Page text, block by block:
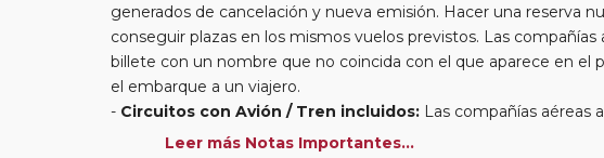
generados de cancelación y nueva emisión. Hacer una reserva
conseguir plazas en los mismos vuelos previstos. Las
billete con un nombre que no coincida con el que aparece en el
el embarque a un viajero.
Circuitos con Avión / Tren incluidos: Las compañías aéreas
kg por persona. En caso de llevar sobrepeso, deberá abonar
Leer más Notas Importantes...